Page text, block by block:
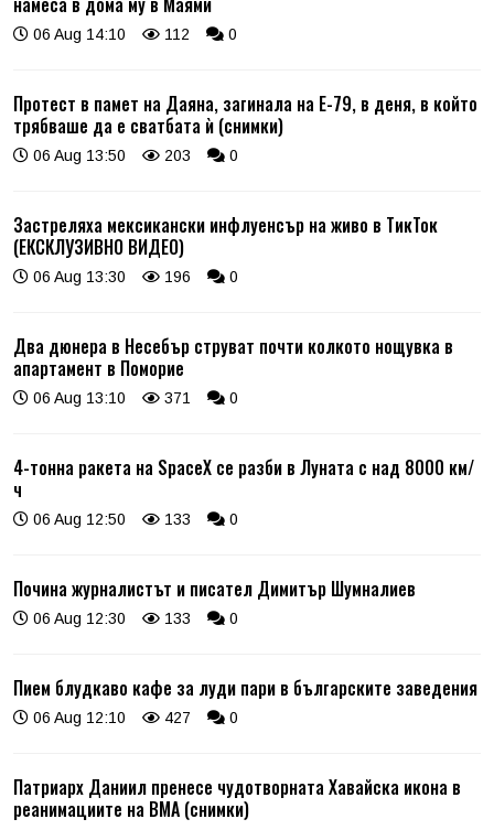
06 Aug 14:10 112 0
Протест в памет на Даяна, загинала на Е-79, в деня, в който
трябваше да е сватбата ѝ (снимки)
06 Aug 13:50 203 0
Застреляха мексикански инфлуенсър на живо в ТикТок
(ЕКСКЛУЗИВНО ВИДЕО)
06 Aug 13:30 196 0
Два дюнера в Несебър струват почти колкото нощувка в
апартамент в Поморие
06 Aug 13:10 371 0
4-тонна ракета на SpaceX се разби в Луната с над 8000 км/
ч
06 Aug 12:50 133 0
Почина журналистът и писател Димитър Шумналиев
06 Aug 12:30 133 0
Пием блудкаво кафе за луди пари в българските заведения
06 Aug 12:10 427 0
Патриарх Даниил пренесе чудотворната Хавайска икона в
реанимациите на ВМА (снимки)